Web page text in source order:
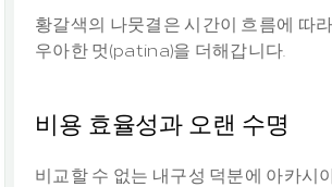
황갈색의 나뭇결은 시간이 흐름에 따
우아한 멋(patina)을 더해갑니다.
비용 효율성과 오랜 수명
비교할 수 없는 내구성 덕분에 아카시